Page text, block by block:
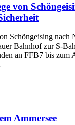
von
Schöngeising nach
Bahnhof zur S-
an FFB7 bis zum
Ammersee